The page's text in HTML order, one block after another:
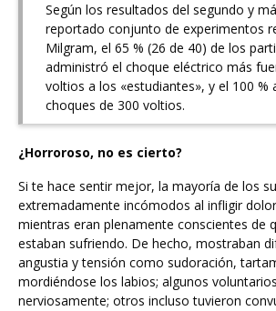
Según los resultados del segundo y
reportado conjunto de experimentos
Milgram, el 65 % (26 de 40) de los
administró el choque eléctrico más
voltios a los «estudiantes», y el 100 %
choques de 300 voltios.
¿Horroroso, no es cierto?
Si te hace sentir mejor, la mayoría de los
extremadamente incómodos al infligir
mientras eran plenamente conscientes de
estaban sufriendo. De hecho, mostraban
angustia y tensión como sudoración,
mordiéndose los labios; algunos
nerviosamente; otros incluso tuvieron